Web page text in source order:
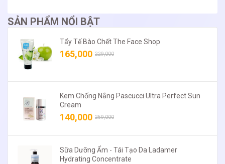
SẢN PHẨM NỔI BẬT
Tẩy Tế Bào Chết The Face Shop
165,000 229,000
Kem Chống Nắng Pascucci Ultra Perfect Sun
Cream
140,000 259,000
Sữa Dưỡng Ẩm - Tái Tạo Da Ladamer
Hydrating Concentrate